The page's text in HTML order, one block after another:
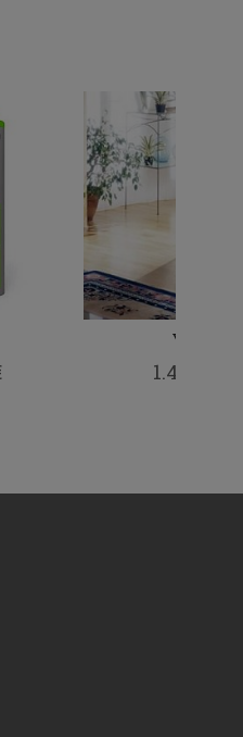
YANIS
1.427,00 €